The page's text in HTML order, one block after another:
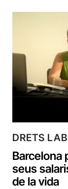
DRETS
Barcelona
seus
de la vida